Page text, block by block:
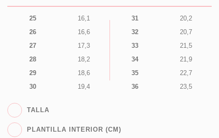
25
16,1
26
16,6
27
17,3
28
18,2
29
18,6
30
19,4
31
20,2
32
20,7
33
21,5
34
21,9
35
22,7
36
23,5
TALLA
PLANTILLA INTERIOR (CM)